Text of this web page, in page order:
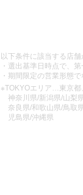
以下条件に該当する店
・選出基準日時点で、
・期間限定の営業形態
※TOKYOエリア…東京都
神奈川県/新潟県/山梨
奈良県/和歌山県/鳥取
児島県/沖縄県